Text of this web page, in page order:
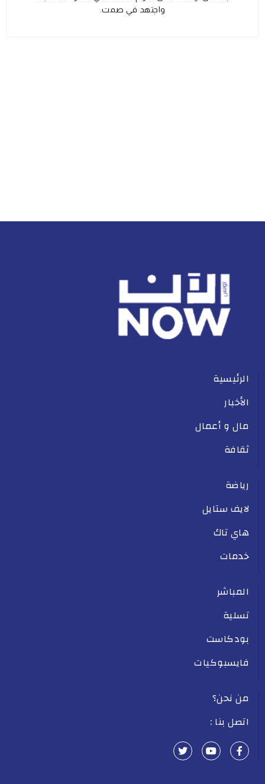
واجتهد في صمت.
الرئيسية
الأخبار
مال و أعمال
ثقافة
رياضة
لايف ستايل
هاي تاك
خدمات
المباشر
تسلية
بودكاست
فايسبوكيات
من نحن؟
اتصل بنا :